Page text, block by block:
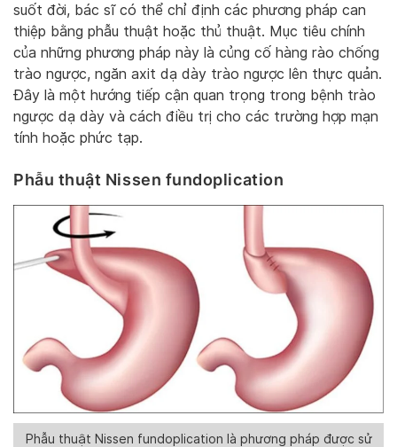
suốt đời, bác sĩ có thể chỉ định các phương pháp can
thiệp bằng phẫu thuật hoặc thủ thuật. Mục tiêu chính
của những phương pháp này là củng cố hàng rào chống
trào ngược, ngăn axit dạ dày trào ngược lên thực quản.
Đây là một hướng tiếp cận quan trọng trong bệnh trào
ngược dạ dày và cách điều trị cho các trường hợp mạn
tính hoặc phức tạp.
Phẫu thuật Nissen fundoplication
Phẫu thuật Nissen fundoplication là phương pháp được sử